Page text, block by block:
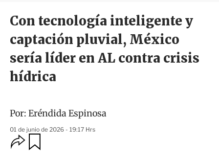
i
o
r
Con tecnología inteligente y
captación pluvial, México
sería líder en AL contra crisis
hídrica
Por: Eréndida Espinosa
01 de junio de 2026 - 19:17 Hrs
O
p